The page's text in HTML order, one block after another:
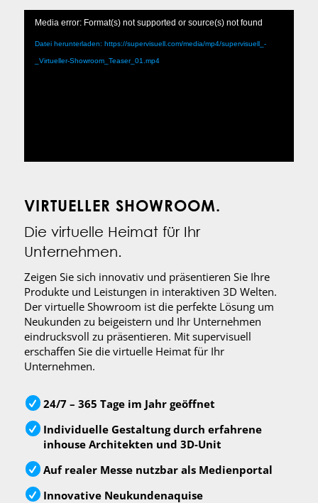
VIRTUELLER SHOWROOM.
Die virtuelle Heimat für Ihr
Unternehmen.
Zeigen Sie sich innovativ und präsentieren Sie Ihre
Produkte und Leistungen in interaktiven 3D Welten.
Der virtuelle Showroom ist die perfekte Lösung um
Neukunden zu beigeistern und Ihr Unternehmen
eindrucksvoll zu präsentieren. Mit supervisuell
erschaffen Sie die virtuelle Heimat für Ihr
Unternehmen.
24/7 – 365 Tage im Jahr geöffnet
Individuelle Gestaltung durch erfahrene
inhouse Architekten und 3D-Unit
Auf realer Messe nutzbar als Medienportal
Innovative Neukundenaquise
Media error: Format(s) not supported or source(s) not found
Datei herunterladen: https://supervisuell.com/media/mp4/supervisuell_-
_Virtueller-Showroom_Teaser_01.mp4